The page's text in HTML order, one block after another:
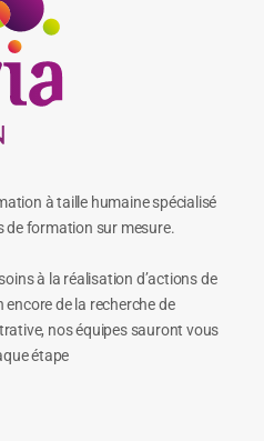
à taille humaine spécialisé
de formation sur mesure.
à la réalisation d’actions de
de la recherche de
nos équipes sauront vous
étape